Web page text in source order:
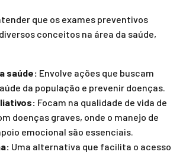
que os exames preventivos
conceitos na área da saúde,
saúde: Envolve ações que buscam
da população e prevenir doenças.
Focam na qualidade de vida de
doenças graves, onde o manejo de
emocional são essenciais.
Uma alternativa que facilita o acesso